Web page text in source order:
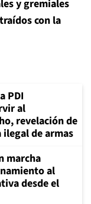
y gremiales
con la
PDI
al
revelación de
de armas
marcha
al
desde el